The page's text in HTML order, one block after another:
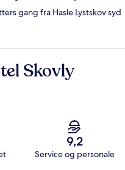
gang fra Hasle Lystskov syd
Skovly
9,2
Service og personale